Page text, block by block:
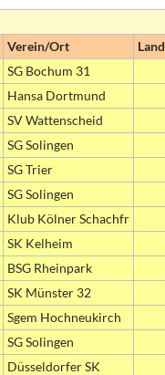
Verein/Ort Land
SG Bochum 31
Hansa Dortmund
SV Wattenscheid
SG Solingen
SG Trier
SG Solingen
Klub Kölner Schachfr
SK Kelheim
BSG Rheinpark
SK Münster 32
Sgem Hochneukirch
SG Solingen
Düsseldorfer SK